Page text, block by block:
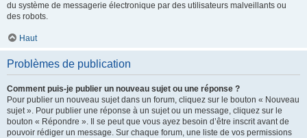
du système de messagerie électronique par des utilisateurs malveillants ou
des robots.
Haut
Problèmes de publication
Comment puis-je publier un nouveau sujet ou une réponse ?
Pour publier un nouveau sujet dans un forum, cliquez sur le bouton « Nouveau
sujet ». Pour publier une réponse à un sujet ou un message, cliquez sur le
bouton « Répondre ». Il se peut que vous ayez besoin d’être inscrit avant de
pouvoir rédiger un message. Sur chaque forum, une liste de vos permissions